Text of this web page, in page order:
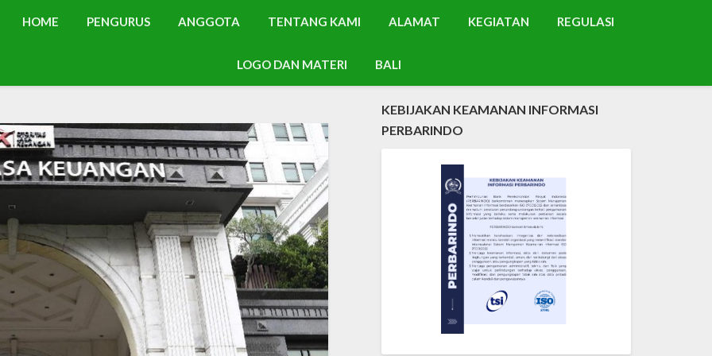
HOME PENGURUS ANGGOTA TENTANG KAMI ALAMAT KEGIATAN REGULASI
LOGO DAN MATERI BALI
KEBIJAKAN KEAMANAN INFORMASI
PERBARINDO